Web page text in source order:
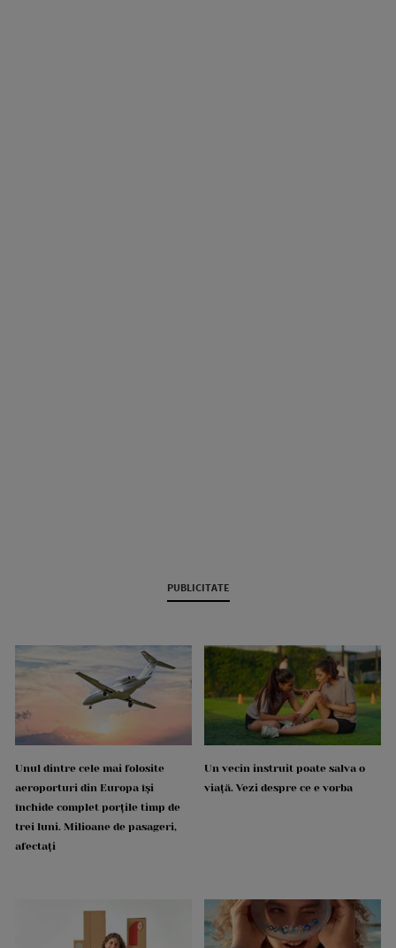
PUBLICITATE
Unul dintre cele mai folosite
aeroporturi din Europa își
închide complet porțile timp de
trei luni. Milioane de pasageri,
afectați
Un vecin instruit poate salva o
viață. Vezi despre ce e vorba